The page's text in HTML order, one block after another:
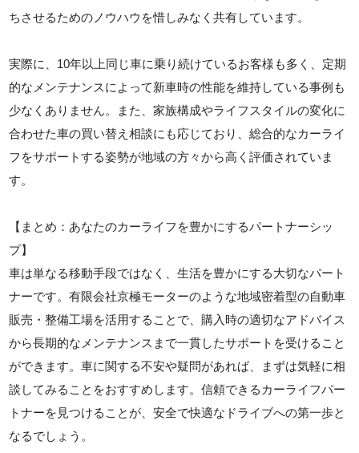
ちさせるためのノウハウを惜しみなく共有しています。
実際に、10年以上同じ車に乗り続けているお客様も多く、定期
的なメンテナンスによって新車時の性能を維持している事例も
少なくありません。また、家族構成やライフスタイルの変化に
合わせた車の買い替え相談にも応じており、総合的なカーライ
フをサポートする姿勢が地域の方々から高く評価されていま
す。
【まとめ：あなたのカーライフを豊かにするパートナーシッ
プ】
車は単なる移動手段ではなく、生活を豊かにする大切なパート
ナーです。有限会社京極モーターのような地域密着型の自動車
販売・整備工場を活用することで、購入時の適切なアドバイス
から長期的なメンテナンスまで一貫したサポートを受けること
ができます。車に関する不安や疑問があれば、まずは気軽に相
談してみることをおすすめします。信頼できるカーライフパー
トナーを見つけることが、安全で快適なドライブへの第一歩と
なるでしょう。